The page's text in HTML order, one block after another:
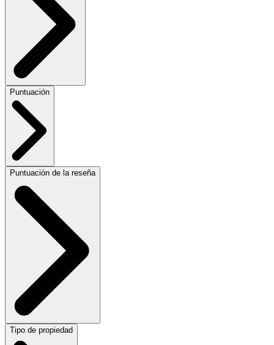
Puntuación
Puntuación de la reseña
Tipo de propiedad